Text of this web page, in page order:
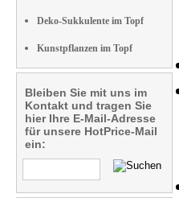
Deko-Sukkulente im Topf
Kunstpflanzen im Topf
Bleiben Sie mit uns im
Kontakt und tragen Sie
hier Ihre E-Mail-Adresse
für unsere HotPrice-Mail
ein: